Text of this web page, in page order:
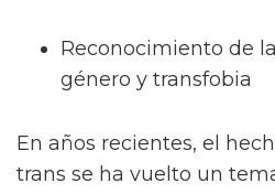
Reconocimiento de
género y transfobia
En años recientes, el
trans se ha vuelto un